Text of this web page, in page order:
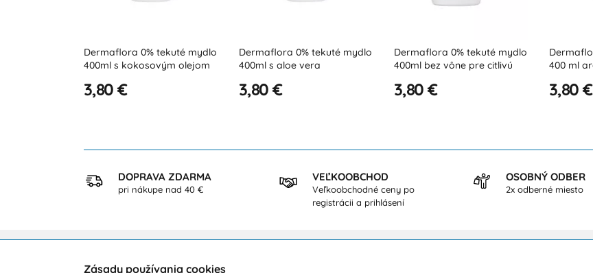
0% tekuté mydlo
s kokosovým olejom
Dermaflora 0% tekuté mydlo
400ml s aloe vera
Dermaflora 0% tekuté mydlo
400ml bez vône pre citlivú
Dermaflora 0% tekuté mydlo
400 ml arganový olej
DOPRAVA ZDARMA
pri nákupe nad 40 €
VEĽKOOBCHOD
Veľkoobchodné ceny po
registrácii a prihlásení
OSOBNÝ ODBER
2x odberné miesto
Zásady používania cookies